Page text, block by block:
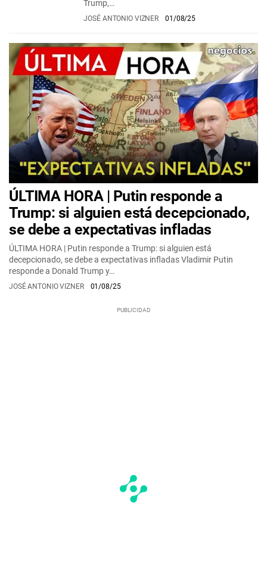
Trump,…
JOSÉ ANTONIO VIZNER 01/08/25
ÚLTIMA HORA | Putin responde a
Trump: si alguien está decepcionado,
se debe a expectativas infladas
ÚLTIMA HORA | Putin responde a Trump: si alguien está
decepcionado, se debe a expectativas infladas Vladimir Putin
responde a Donald Trump y…
JOSÉ ANTONIO VIZNER 01/08/25